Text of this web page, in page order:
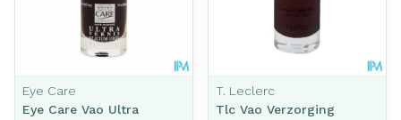
Eye Care
Eye Care Vao Ultra
T. Leclerc
Tlc Vao Verzorging